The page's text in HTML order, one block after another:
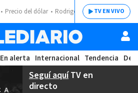
Precio del dólar Rodrigo ChavesTV EN VIVO
En alerta Internacional Tendencia
Seguí aquíTV en
directo